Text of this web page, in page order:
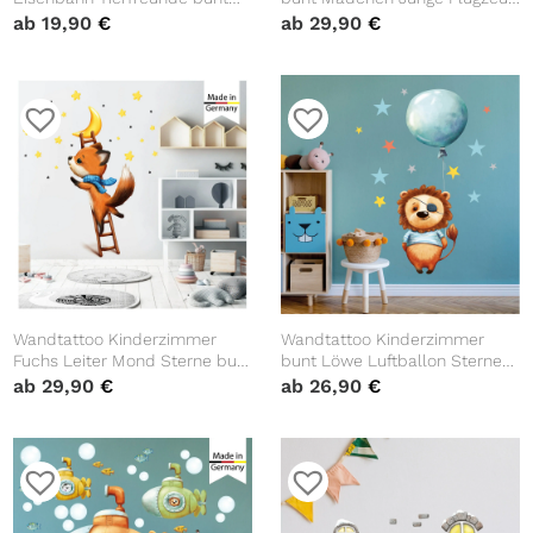
Dekoration Babyzimmer Zug
ab19,90€
Bär Wolken Sterne Dekoration
ab 29,90 €
Wandtattoo Kinderzimmer
Fuchs Leiter Mond Sterne bunt
Dekoration Babyzimmer,
ab29,90€
Wandtattoo Kinderzimmer
bunt Löwe Luftballon Sterne
Dekoration Babyzimmer
ab 26,90 €